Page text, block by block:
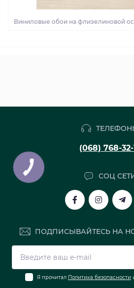
Виниловые обои на флизелиновой
(068) 768-32-
СОЦ
ПОДПИСЫВАЙТЕСЬ НА
Я прочитал Политика безопасности